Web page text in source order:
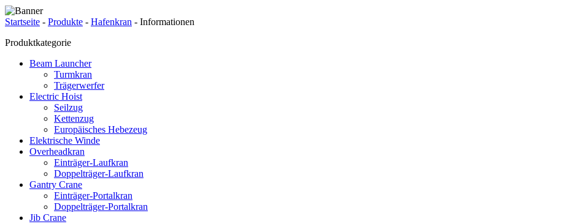
Startseite - Produkte - Hafenkran - Informationen
Produktkategorie
Beam Launcher
Turmkran
Trägerwerfer
Electric Hoist
Seilzug
Kettenzug
Europäisches Hebezeug
Elektrische Winde
Overheadkran
Einträger-Laufkran
Doppelträger-Laufkran
Gantry Crane
Einträger-Portalkran
Doppelträger-Portalkran
Jib Crane